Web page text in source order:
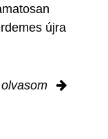
újra